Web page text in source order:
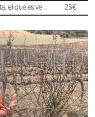
La contra etiqueta, el que es veu i el que es beu 25€